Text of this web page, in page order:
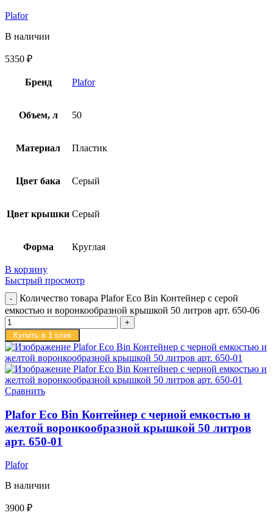
Plafor
В наличии
5350 ₽
Бренд Plafor
Объем, л 50
Материал Пластик
Цвет бака Серый
Цвет крышки Серый
Форма Круглая
В корзину
Быстрый просмотр
Количество товара Plafor Eco Bin Контейнер с серой
емкостью и воронкообразной крышкой 50 литров арт. 650-06
Купить в 1 клик
Сравнить
Plafor Eco Bin Контейнер с черной емкостью и
желтой воронкообразной крышкой 50 литров
арт. 650-01
Plafor
В наличии
3900 ₽